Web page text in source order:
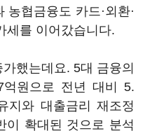
협금융도 카드·외환·
세를 이어갔습니다.
했는데요. 5대 금융의
억원으로 전년 대비 5.
지와 대출금리 재조정
이 확대된 것으로 분석